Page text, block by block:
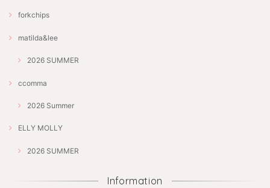
forkchips
matilda&lee
2026 SUMMER
ccomma
2026 Summer
ELLY MOLLY
2026 SUMMER
Information